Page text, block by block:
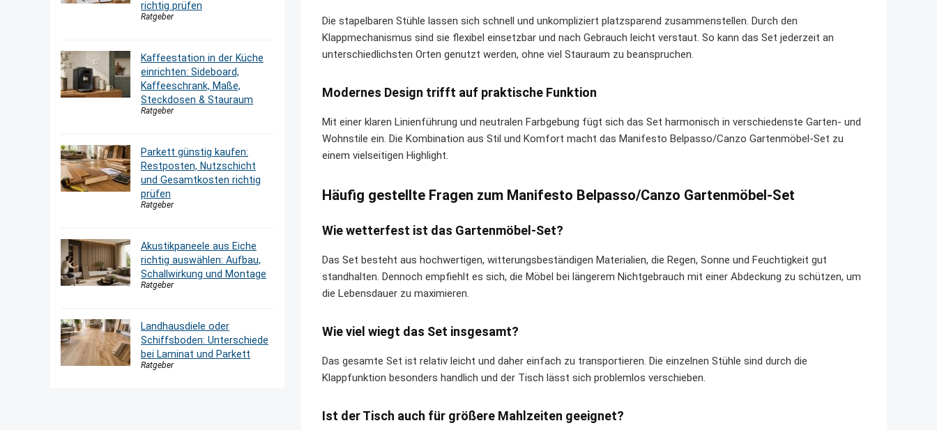
Die stapelbaren Stühle lassen sich schnell und unkompliziert platzsparend zusammenstellen. Durch den
Klappmechanismus sind sie flexibel einsetzbar und nach Gebrauch leicht verstaut. So kann das Set jederzeit an
unterschiedlichsten Orten genutzt werden, ohne viel Stauraum zu beanspruchen.
Modernes Design trifft auf praktische Funktion
Mit einer klaren Linienführung und neutralen Farbgebung fügt sich das Set harmonisch in verschiedenste Garten- und
Wohnstile ein. Die Kombination aus Stil und Komfort macht das Manifesto Belpasso/Canzo Gartenmöbel-Set zu
einem vielseitigen Highlight.
Häufig gestellte Fragen zum Manifesto Belpasso/Canzo Gartenmöbel-Set
Wie wetterfest ist das Gartenmöbel-Set?
Das Set besteht aus hochwertigen, witterungsbeständigen Materialien, die Regen, Sonne und Feuchtigkeit gut
standhalten. Dennoch empfiehlt es sich, die Möbel bei längerem Nichtgebrauch mit einer Abdeckung zu schützen, um
die Lebensdauer zu maximieren.
Wie viel wiegt das Set insgesamt?
Das gesamte Set ist relativ leicht und daher einfach zu transportieren. Die einzelnen Stühle sind durch die
Klappfunktion besonders handlich und der Tisch lässt sich problemlos verschieben.
Ist der Tisch auch für größere Mahlzeiten geeignet?
richtig prüfen
Ratgeber
Kaffeestation in der Küche
einrichten: Sideboard,
Kaffeeschrank, Maße,
Steckdosen & Stauraum
Ratgeber
Parkett günstig kaufen:
Restposten, Nutzschicht
und Gesamtkosten richtig
prüfen
Ratgeber
Akustikpaneele aus Eiche
richtig auswählen: Aufbau,
Schallwirkung und Montage
Ratgeber
Landhausdiele oder
Schiffsboden: Unterschiede
bei Laminat und Parkett
Ratgeber